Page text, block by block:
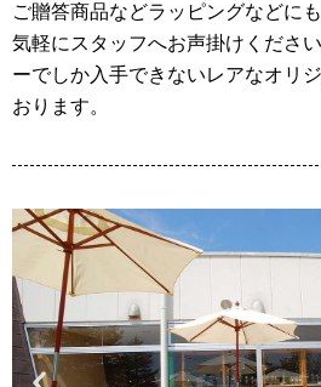
ご贈答商品などラッピングなどに
気軽にスタッフへお声掛けくださ
ーでしか入手できないレアなオリ
おります。